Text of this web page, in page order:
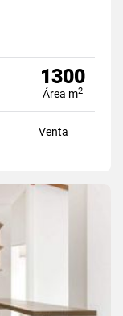
1300
Área m2
Venta